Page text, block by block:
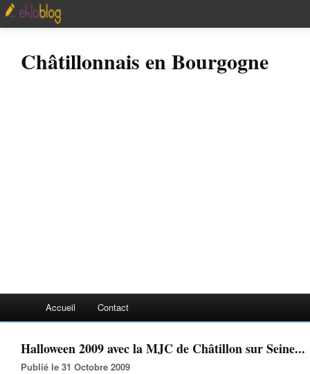
Châtillonnais en Bourgogne
Accueil Contact
Halloween 2009 avec la MJC de Châtillon sur Seine...
Publié le 31 Octobre 2009